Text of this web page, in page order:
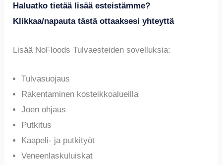
Haluatko tietää lisää esteistämme?
Klikkaa/napauta tästä ottaaksesi yhteyttä
Lisää NoFloods Tulvaesteiden sovelluksia:
Tulvasuojaus
Rakentaminen kosteikkoalueilla
Joen ohjaus
Putkitus
Kaapeli- ja putkityöt
Veneenlaskuluiskat